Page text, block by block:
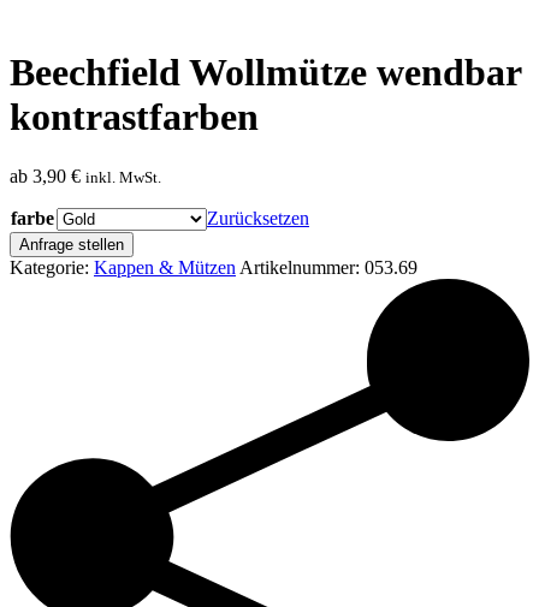
Beechfield Wollmütze wendbar
kontrastfarben
ab 3,90 € inkl. MwSt.
farbe Zurücksetzen
Anfrage stellen
Kategorie: Kappen & Mützen Artikelnummer: 053.69